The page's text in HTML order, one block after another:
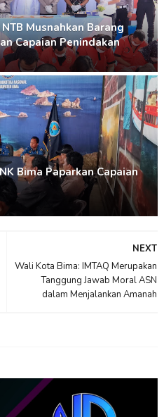
Musnahkan Barang
Capaian Penindakan
Bima Paparkan Capaian
NEXT
Wali Kota Bima: IMTAQ Merupakan
Tanggung Jawab Moral ASN
dalam Menjalankan Amanah